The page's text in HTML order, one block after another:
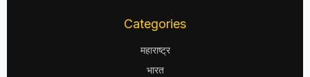
Categories
महाराष्ट्र
भारत